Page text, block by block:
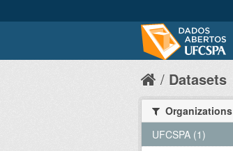
Datasets
Organizations
UFCSPA (1)